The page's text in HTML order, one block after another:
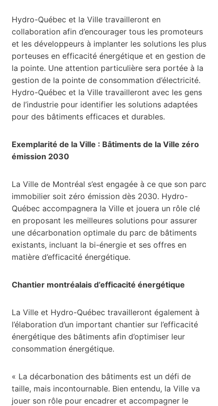
Hydro-Québec et la Ville travailleront en
collaboration afin d’encourager tous les promoteurs
et les développeurs à implanter les solutions les plus
porteuses en efficacité énergétique et en gestion de
la pointe. Une attention particulière sera portée à la
gestion de la pointe de consommation d’électricité.
Hydro-Québec et la Ville travailleront avec les gens
de l’industrie pour identifier les solutions adaptées
pour des bâtiments efficaces et durables.
Exemplarité de la Ville : Bâtiments de la Ville zéro
émission 2030
La Ville de Montréal s’est engagée à ce que son parc
immobilier soit zéro émission dès 2030. Hydro-
Québec accompagnera la Ville et jouera un rôle clé
en proposant les meilleures solutions pour assurer
une décarbonation optimale du parc de bâtiments
existants, incluant la bi-énergie et ses offres en
matière d’efficacité énergétique.
Chantier montréalais d’efficacité énergétique
La Ville et Hydro-Québec travailleront également à
l’élaboration d’un important chantier sur l’efficacité
énergétique des bâtiments afin d’optimiser leur
consommation énergétique.
« La décarbonation des bâtiments est un défi de
taille, mais incontournable. Bien entendu, la Ville va
jouer son rôle pour encadrer et accompagner le